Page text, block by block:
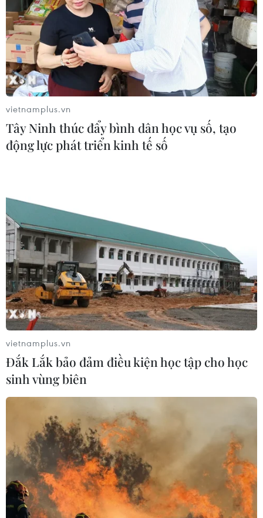
vietnamplus.vn
Tây Ninh thúc đẩy bình dân học vụ số, tạo
động lực phát triển kinh tế số
vietnamplus.vn
Đắk Lắk bảo đảm điều kiện học tập cho học
sinh vùng biên